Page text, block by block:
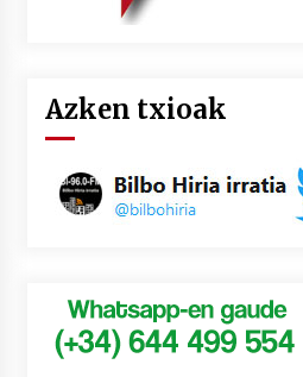
Azken txioak